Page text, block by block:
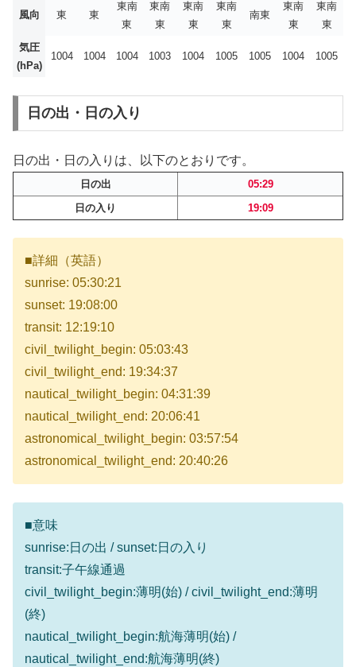
風向 東 東
東南
東
東南
東
東南
東
東南
東
南東
東南
東
東南
東
気圧
(hPa)
1004 1004 1004 1003 1004 1005 1005 1004 1005
日の出・日の入り
日の出・日の入りは、以下のとおりです。
日の出
05:29
日の入り
19:09
■詳細（英語）
sunrise: 05:30:21
sunset: 19:08:00
transit: 12:19:10
civil_twilight_begin: 05:03:43
civil_twilight_end: 19:34:37
nautical_twilight_begin: 04:31:39
nautical_twilight_end: 20:06:41
astronomical_twilight_begin: 03:57:54
astronomical_twilight_end: 20:40:26
■意味
sunrise:日の出 / sunset:日の入り
transit:子午線通過
civil_twilight_begin:薄明(始) / civil_twilight_end:薄明
(終)
nautical_twilight_begin:航海薄明(始) /
nautical_twilight_end:航海薄明(終)